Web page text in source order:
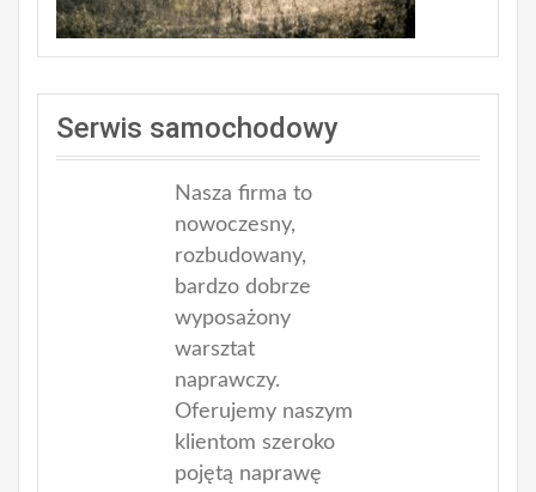
Serwis samochodowy
Nasza firma to
nowoczesny,
rozbudowany,
bardzo dobrze
wyposażony
warsztat
naprawczy.
Oferujemy naszym
klientom szeroko
pojętą naprawę